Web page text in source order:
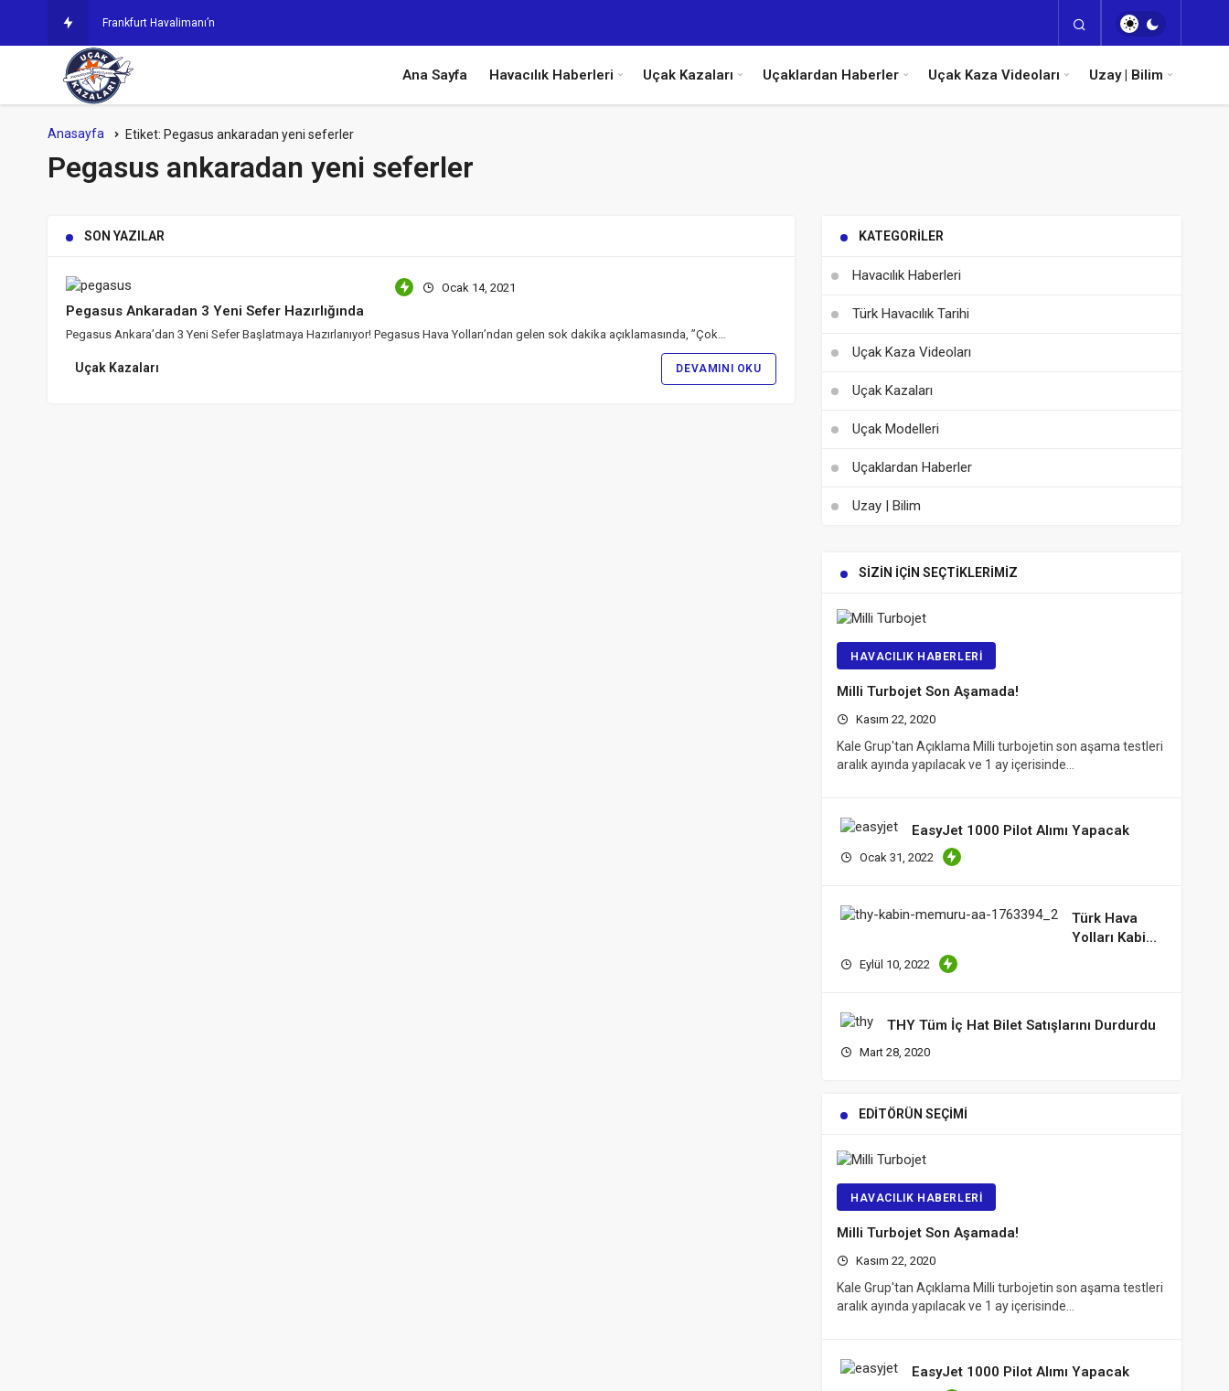
Frankfurt Havalimanı’nda Bomba İhbarı!
Ana Sayfa Havacılık Haberleri Uçak Kazaları Uçaklardan Haberler Uçak Kaza Videoları Uzay | Bilim
Anasayfa Etiket: Pegasus ankaradan yeni seferler
Pegasus ankaradan yeni seferler
SON YAZILAR
Ocak 14, 2021
Pegasus Ankaradan 3 Yeni Sefer Hazırlığında
Pegasus Ankara’dan 3 Yeni Sefer Başlatmaya Hazırlanıyor! Pegasus Hava Yolları’ndan gelen sok dakika açıklamasında, ”Çok…
Uçak Kazaları DEVAMINI OKU
KATEGORILER
Havacılık Haberleri
Türk Havacılık Tarihi
Uçak Kaza Videoları
Uçak Kazaları
Uçak Modelleri
Uçaklardan Haberler
Uzay | Bilim
SIZIN İÇIN SEÇTIKLERIMIZ
HAVACILIK HABERLERI
Milli Turbojet Son Aşamada!
Kasım 22, 2020
Kale Grup'tan Açıklama Milli turbojetin son aşama testleri
aralık ayında yapılacak ve 1 ay içerisinde…
EasyJet 1000 Pilot Alımı Yapacak
Ocak 31, 2022
Türk Hava
Yolları Kabin
Eylül 10, 2022
THY Tüm İç Hat Bilet Satışlarını Durdurdu
Mart 28, 2020
EDITÖRÜN SEÇIMI
HAVACILIK HABERLERI
Milli Turbojet Son Aşamada!
Kasım 22, 2020
Kale Grup'tan Açıklama Milli turbojetin son aşama testleri
aralık ayında yapılacak ve 1 ay içerisinde…
EasyJet 1000 Pilot Alımı Yapacak